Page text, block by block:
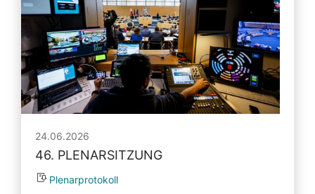
24.06.2026
46. PLENARSITZUNG
Plenarprotokoll